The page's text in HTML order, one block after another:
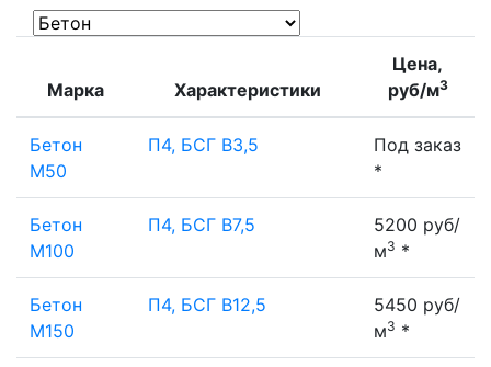
Марка Характеристики
Цена,
руб/м3
Бетон
М50
П4, БСГ В3,5
Под заказ
*
Бетон
М100
П4, БСГ В7,5
5200 руб/
м3 *
Бетон
М150
П4, БСГ В12,5
5450 руб/
м3 *